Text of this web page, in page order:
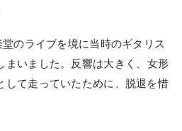
のライブを境に当時のギタリス
まいました。反響は大きく、女形
して走っていたために、脱退を惜